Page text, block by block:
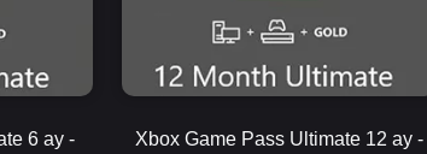
6 ay -
Xbox Game Pass Ultimate 12 ay -